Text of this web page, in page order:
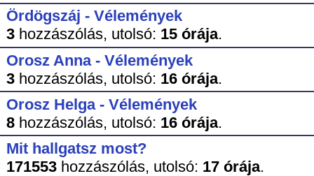
Ördögszáj - Vélemények
3hozzászólás, utolsó: 15 órája.
Orosz Anna - Vélemények
3hozzászólás, utolsó: 16 órája.
Orosz Helga - Vélemények
8hozzászólás, utolsó: 16 órája.
Mit hallgatsz most?
171553hozzászólás, utolsó: 17 órája.